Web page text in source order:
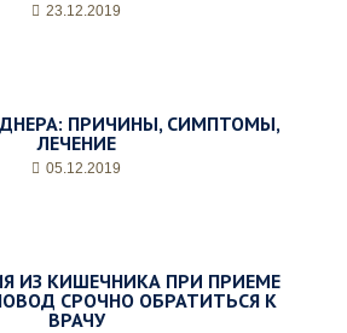
23.12.2019
ПРИЧИНЫ, СИМПТОМЫ,
ЛЕЧЕНИЕ
05.12.2019
ИЗ КИШЕЧНИКА ПРИ ПРИЕМЕ
СРОЧНО ОБРАТИТЬСЯ К
ВРАЧУ